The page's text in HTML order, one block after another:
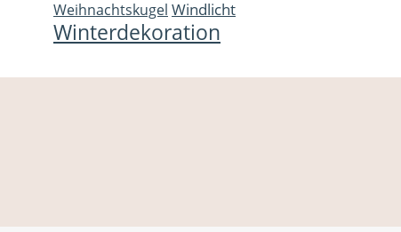
Weihnachtskugel Windlicht
Winterdekoration